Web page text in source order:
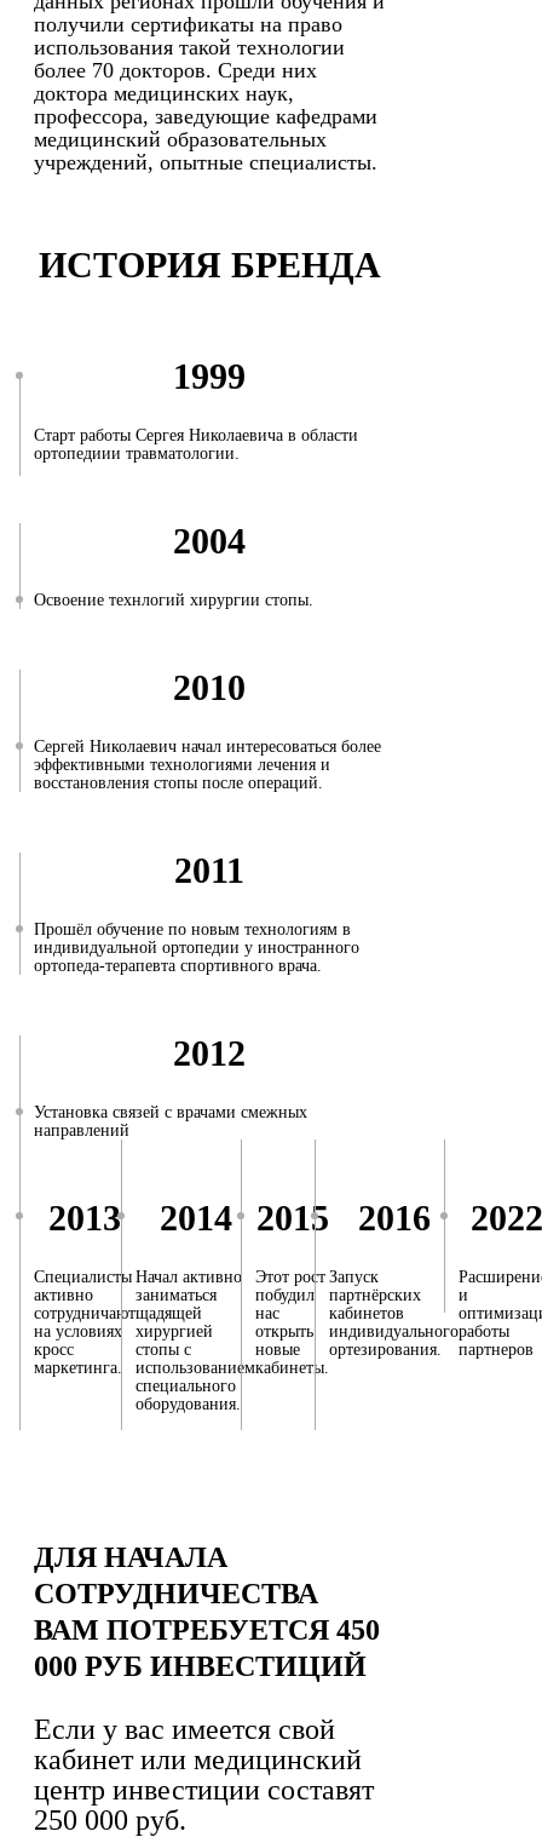
получили сертификаты на право
использования такой технологии
более 70 докторов. Среди них
доктора медицинских наук,
профессора, заведующие кафедрами
медицинский образовательных
учреждений, опытные специалисты.
ИСТОРИЯ БРЕНДА
1999
Старт работы Сергея Николаевича в области
ортопедиии травматологии.
2004
Освоение технлогий хирургии стопы.
2010
Сергей Николаевич начал интересоваться более
эффективными технологиями лечения и
восстановления стопы после операций.
2011
Прошёл обучение по новым технологиям в
индивидуальной ортопедии у иностранного
ортопеда-терапевта спортивного врача.
2012
Установка связей с врачами смежных
направлений
2013
Специалисты
активно
сотрудничают
на условиях
кросс
маркетинга.
2014
Начал активно
заниматься
щадящей
хирургией
стопы с
использованием
специального
оборудования.
2015
Этот рост
побудил
нас
открыть
новые
кабинеты.
2016
Запуск
партнёрских
кабинетов
индивидуального
ортезирования.
2022
и
работы
партнеров
ДЛЯ НАЧАЛА
СОТРУДНИЧЕСТВА
ВАМ ПОТРЕБУЕТСЯ 450
000 РУБ ИНВЕСТИЦИЙ
Если у вас имеется свой
кабинет или медицинский
центр инвестиции составят
250 000 руб.